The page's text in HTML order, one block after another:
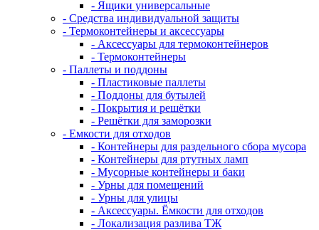
- Ящики универсальные
- Средства индивидуальной защиты
- Термоконтейнеры и аксессуары
- Аксессуары для термоконтейнеров
- Термоконтейнеры
- Паллеты и поддоны
- Пластиковые паллеты
- Поддоны для бутылей
- Покрытия и решётки
- Решётки для заморозки
- Емкости для отходов
- Контейнеры для раздельного сбора мусора
- Контейнеры для ртутных ламп
- Мусорные контейнеры и баки
- Урны для помещений
- Урны для улицы
- Аксессуары. Ёмкости для отходов
- Локализация разлива ТЖ